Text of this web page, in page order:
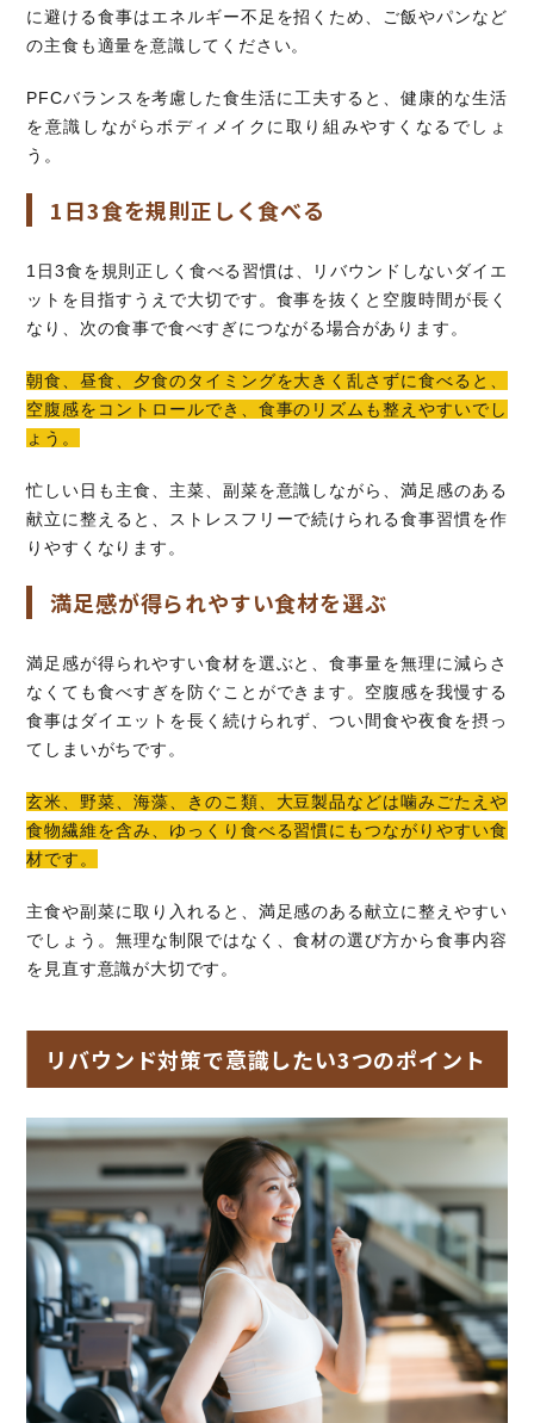
に避ける食事はエネルギー不足を招くため、ご飯やパンなど
の主食も適量を意識してください。
PFCバランスを考慮した食生活に工夫すると、健康的な生活
を意識しながらボディメイクに取り組みやすくなるでしょ
う。
1日3食を規則正しく食べる
1日3食を規則正しく食べる習慣は、リバウンドしないダイエ
ットを目指すうえで大切です。食事を抜くと空腹時間が長く
なり、次の食事で食べすぎにつながる場合があります。
朝食、昼食、夕食のタイミングを大きく乱さずに食べると、
空腹感をコントロールでき、食事のリズムも整えやすいでし
ょう。
忙しい日も主食、主菜、副菜を意識しながら、満足感のある
献立に整えると、ストレスフリーで続けられる食事習慣を作
りやすくなります。
満足感が得られやすい食材を選ぶ
満足感が得られやすい食材を選ぶと、食事量を無理に減らさ
なくても食べすぎを防ぐことができます。空腹感を我慢する
食事はダイエットを長く続けられず、つい間食や夜食を摂っ
てしまいがちです。
玄米、野菜、海藻、きのこ類、大豆製品などは噛みごたえや
食物繊維を含み、ゆっくり食べる習慣にもつながりやすい食
材です。
主食や副菜に取り入れると、満足感のある献立に整えやすい
でしょう。無理な制限ではなく、食材の選び方から食事内容
を見直す意識が大切です。
リバウンド対策で意識したい3つのポイント